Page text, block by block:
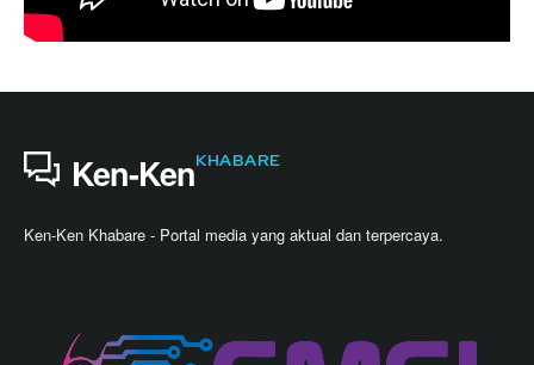
Ken-KenKHABARE
Ken-Ken Khabare - Portal media yang aktual dan terpercaya.